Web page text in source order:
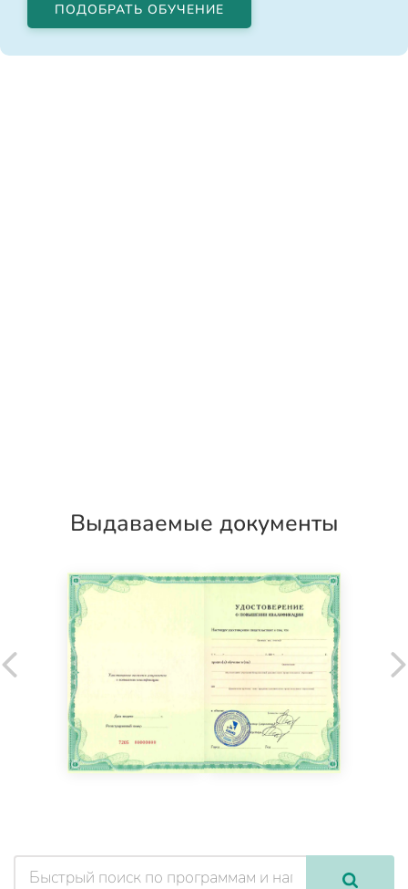
ПОДОБРАТЬ ОБУЧЕНИЕ
Выдаваемые документы